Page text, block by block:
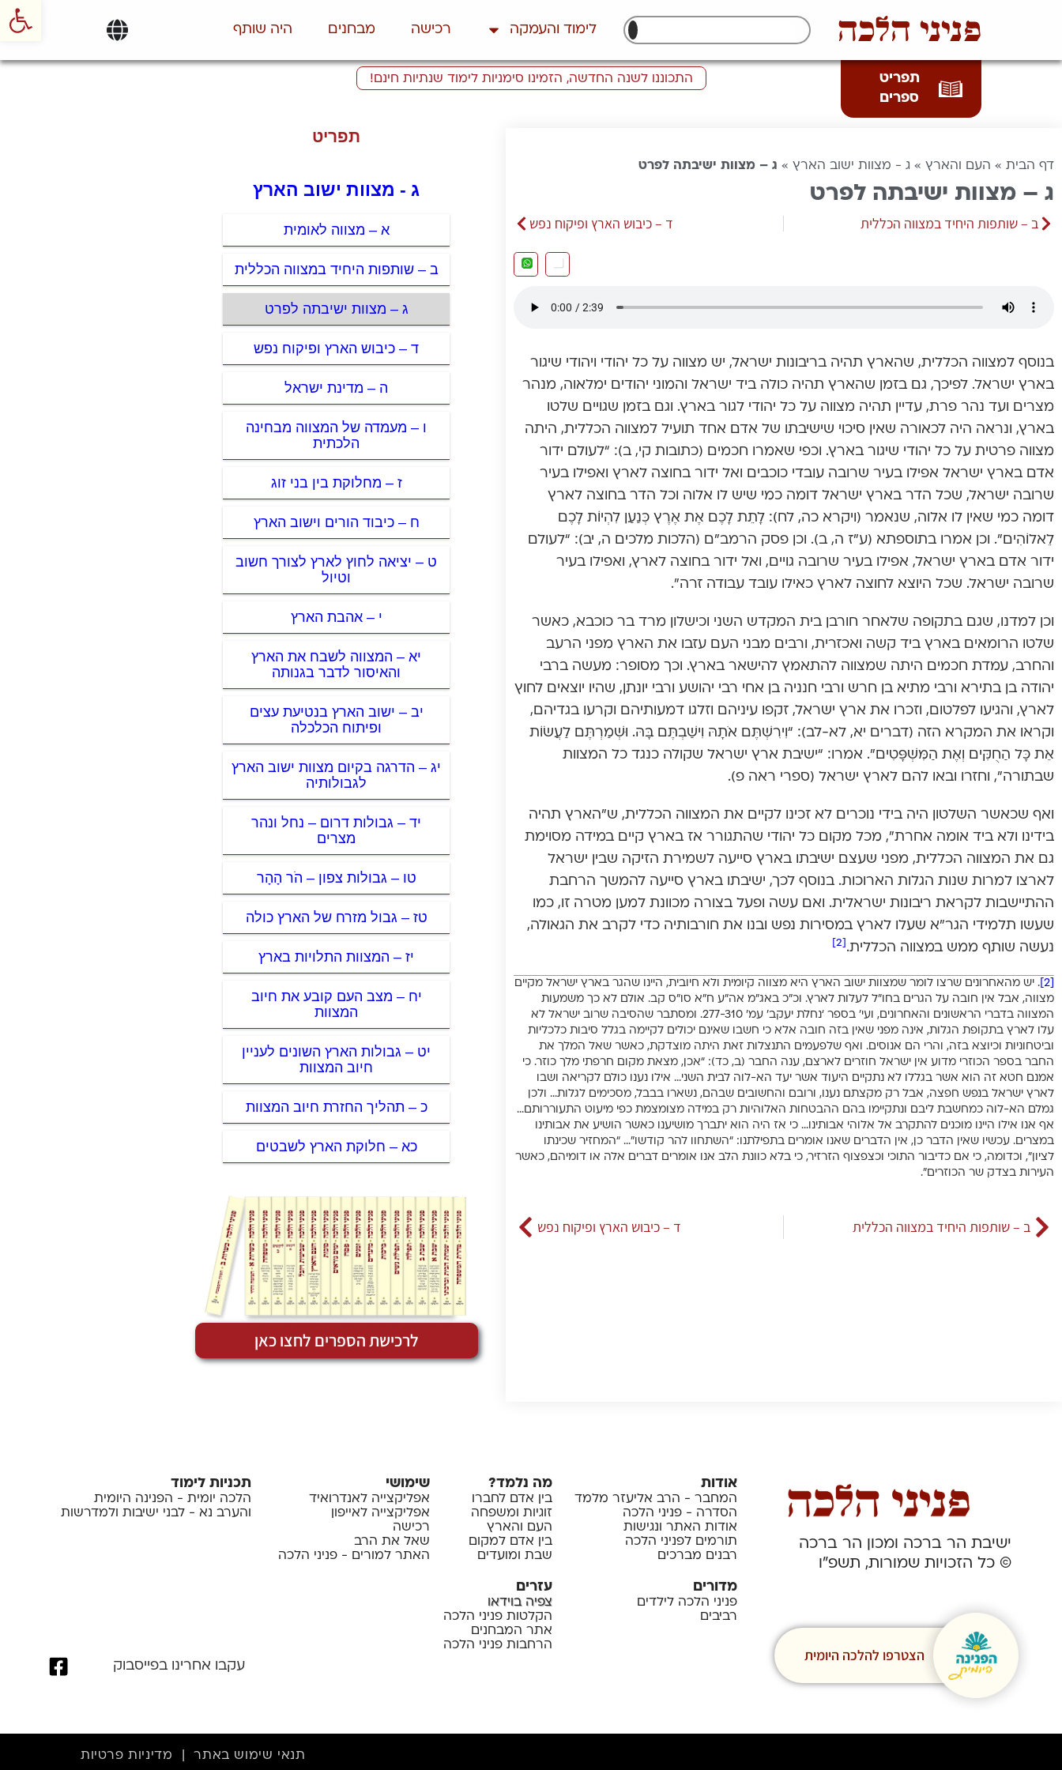
פניני הלכה לימוד והעמקה רכישה מבחנים היה שותף
תפריט
ספרים
התכוננו לשנה החדשה, הזמינו סימניות לימוד שנתיות חינם!
דף הבית » העם והארץ » ג - מצוות ישוב הארץ » ג – מצוות ישיבתה לפרט
ג – מצוות ישיבתה לפרט
ב – שותפות היחיד במצווה הכללית ד – כיבוש הארץ ופיקוח נפש
בנוסף למצווה הכללית, שהארץ תהיה בריבונות ישראל, יש מצווה על כל יהודי ויהודי שיגור
בארץ ישראל. לפיכך, גם בזמן שהארץ תהיה כולה ביד ישראל והמוני יהודים ימלאוה, מנהר
מצרים ועד נהר פרת, עדיין תהיה מצווה על כל יהודי לגור בארץ. וגם בזמן שגויים שלטו
בארץ, ונראה היה לכאורה שאין סיכוי שישיבתו של אדם אחד תועיל למצווה הכללית, היתה
מצווה פרטית על כל יהודי שיגור בארץ. וכפי שאמרו חכמים (כתובות קי, ב): “לעולם ידור
אדם בארץ ישראל אפילו בעיר שרובה עובדי כוכבים ואל ידור בחוצה לארץ ואפילו בעיר
שרובה ישראל, שכל הדר בארץ ישראל דומה כמי שיש לו אלוה וכל הדר בחוצה לארץ
דומה כמי שאין לו אלוה, שנאמר (ויקרא כה, לח): לָתֵת לָכֶם אֶת אֶרֶץ כְּנַעַן לִהְיוֹת לָכֶם
לֵאלוֹהִים”. וכן אמרו בתוספתא (ע”ז ה, ב). וכן פסק הרמב”ם (הלכות מלכים ה, יב): “לעולם
ידור אדם בארץ ישראל, אפילו בעיר שרובה גויים, ואל ידור בחוצה לארץ, ואפילו בעיר
שרובה ישראל. שכל היוצא לחוצה לארץ כאילו עובד עבודה זרה”.
וכן למדנו, שגם בתקופה שלאחר חורבן בית המקדש השני וכישלון מרד בר כוכבא, כאשר
שלטו הרומאים בארץ ביד קשה ואכזרית, ורבים מבני העם עזבו את הארץ מפני הרעב
והחרב, עמדת חכמים היתה שמצווה להתאמץ להישאר בארץ. וכך מסופר: מעשה ברבי
יהודה בן בתירא ורבי מתיא בן חרש ורבי חנניה בן אחי רבי יהושע ורבי יונתן, שהיו יוצאים לחוץ
לארץ, והגיעו לפלטום, וזכרו את ארץ ישראל, זקפו עיניהם וזלגו דמעותיהם וקרעו בגדיהם,
וקראו את המקרא הזה (דברים יא, לא-לב): “וִירִשְׁתֶּם אֹתָהּ וִישַׁבְתֶּם בָּהּ. וּשְׁמַרְתֶּם לַעֲשׂוֹת
אֵת כָּל הַחֻקִּים וְאֶת הַמִּשְׁפָּטִים”. אמרו: “ישיבת ארץ ישראל שקולה כנגד כל המצוות
שבתורה”, וחזרו ובאו להם לארץ ישראל (ספרי ראה פ).
ואף שכאשר השלטון היה בידי נוכרים לא זכינו לקיים את המצווה הכללית, ש”הארץ תהיה
בידינו ולא ביד אומה אחרת”, מכל מקום כל יהודי שהתגורר אז בארץ קיים במידה מסוימת
גם את המצווה הכללית, מפני שעצם ישיבתו בארץ סייעה לשמירת הזיקה שבין ישראל
לארצו למרות שנות הגלות הארוכות. בנוסף לכך, ישיבתו בארץ סייעה להמשך הרחבת
ההתיישבות לקראת ריבונות ישראלית. ואם עשה ופעל בצורה מכוונת למען מטרה זו, כמו
שעשו תלמידי הגר”א שעלו לארץ במסירות נפש ובנו את חורבותיה כדי לקרב את הגאולה,
נעשה שותף ממש במצווה הכללית.
. יש מהאחרונים שרצו לומר שמצוות ישוב הארץ היא מצווה קיומית ולא חיובית, היינו שהגר בארץ ישראל מקיים
מצווה, אבל אין חובה על הגרים בחו”ל לעלות לארץ. וכ”כ באג”מ אה”ע ח”א סו”ס קב. אולם לא כך משמעות
המצווה בדברי הראשונים והאחרונים, ועי’ בספר ‘נחלת יעקב’ עמ’ 277-310. ומסתבר שהסיבה שרוב ישראל לא
עלו לארץ בתקופת הגלות, אינה מפני שאין בזה חובה אלא כי חשבו שאינם יכולים לקיימה בגלל סיבות כלכליות
וביטחוניות וכיוצא בזה, והרי הם אנוסים. ואף שלפעמים התנצלות זאת היתה מוצדקת, כאשר שאל המלך את
החבר בספר הכוזרי מדוע אין ישראל חוזרים לארצם, ענה החבר (ב, כד): “אכן, מצאת מקום חרפתי מלך כוזר. כי
אמנם חטא זה הוא אשר בגללו לא נתקיים היעוד אשר יעד הא-לוה לבית השני… אילו נענו כולם לקריאה ושבו
לארץ ישראל בנפש חפצה, אבל רק מקצתם נענו, ורובם והחשובים שבהם, נשארו בבבל, מסכימים לגלות… ולכן
גמלם הא-לוה כמחשבת ליבם ונתקיימו בהם ההבטחות האלוהיות רק במידה מצומצמת כפי מיעוט התעוררותם…
אף אנו אילו היינו מוכנים להתקרב אל אלוהי אבותינו… כי אז היה הוא יתברך מושיענו כאשר הושיע את אבותינו
במצרים. עכשיו שאין הדבר כן, אין הדברים שאנו אומרים בתפילתנו: “השתחוו להר קודשו”… “המחזיר שכינתו
לציון”, וכדומה, כי אם כדיבור התוכי וכצפצוף הזרזיר, כי בלא כוונת הלב אנו אומרים דברים אלה או דומיהם, כאשר
העירות בצדק שר הכוזרים”.
ב – שותפות היחיד במצווה הכללית ד – כיבוש הארץ ופיקוח נפש
תפריט
ג - מצוות ישוב הארץ
א – מצווה לאומית
ב – שותפות היחיד במצווה הכללית
ג – מצוות ישיבתה לפרט
ד – כיבוש הארץ ופיקוח נפש
ה – מדינת ישראל
ו – מעמדה של המצווה מבחינה
הלכתית
ז – מחלוקת בין בני זוג
ח – כיבוד הורים וישוב הארץ
ט – יציאה לחוץ לארץ לצורך חשוב
וטיול
י – אהבת הארץ
יא – המצווה לשבח את הארץ
והאיסור לדבר בגנותה
יב – ישוב הארץ בנטיעת עצים
ופיתוח הכלכלה
יג – הדרגה בקיום מצוות ישוב הארץ
לגבולותיה
יד – גבולות דרום – נחל ונהר
מצרים
טו – גבולות צפון – הֹר הָהָר
טז – גבול מזרח של הארץ כולה
יז – המצוות התלויות בארץ
יח – מצב העם קובע את חיוב
המצוות
יט – גבולות הארץ השונים לעניין
חיוב המצוות
כ – תהליך החזרת חיוב המצוות
כא – חלוקת הארץ לשבטים
לרכישת הספרים לחצו כאן
ישיבת הר ברכה ומכון הר ברכה
© כל הזכויות שמורות, תשפ”ו
הצטרפו להלכה היומית
אודות
המחבר - הרב אליעזר מלמד
הסדרה - פניני הלכה
אודות האתר ונגישות
תורמים לפניני הלכה
רבנים מברכים
מה נלמד?
בין אדם לחברו
זוגיות ומשפחה
העם והארץ
בין אדם למקום
שבת ומועדים
שימושי
אפליקצייה לאנדרואיד
אפליקצייה לאייפון
רכישה
שאל את הרב
האתר למורים - פניני הלכה
תכניות לימוד
הלכה יומית - הפנינה היומית
והערב נא - לבני ישיבות ולמדרשות
מדורים
פניני הלכה לילדים
רביבים
עזרים
צפיה בוידאו
הקלטות פניני הלכה
אתר המבחנים
הרחבות פניני הלכה
עקבו אחרינו בפייסבוק
תנאי שימוש באתר| מדיניות פרטיות
פתח